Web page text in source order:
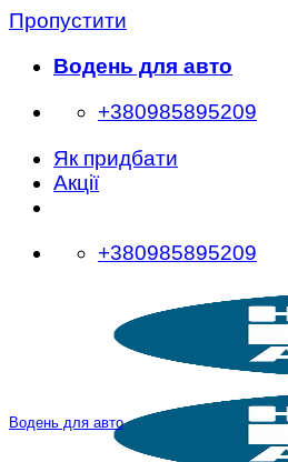
Пропустити
Водень для авто
+380985895209
Як придбати
Акції
+380985895209
Водень для авто